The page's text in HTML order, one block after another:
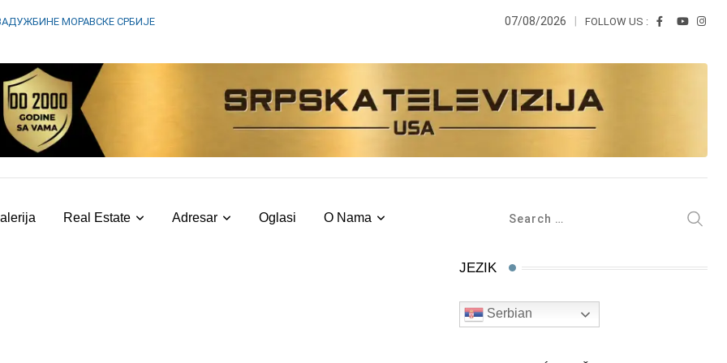
МОРАВСКЕ СРБИЈЕ 07/08/2026 FOLLOW US :
Real Estate Adresar Oglasi O Nama
JEZIK
Serbian